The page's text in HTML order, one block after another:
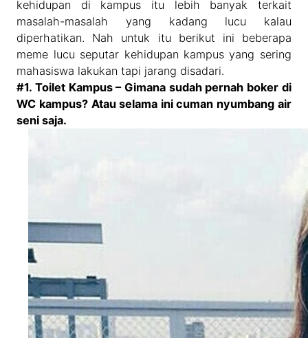
kehidupan di kampus itu lebih banyak terkait
masalah-masalah yang kadang lucu kalau
diperhatikan. Nah untuk itu berikut ini beberapa
meme lucu seputar kehidupan kampus yang sering
mahasiswa lakukan tapi jarang disadari.
#1. Toilet Kampus – Gimana sudah pernah boker di
WC kampus? Atau selama ini cuman nyumbang air
seni saja.